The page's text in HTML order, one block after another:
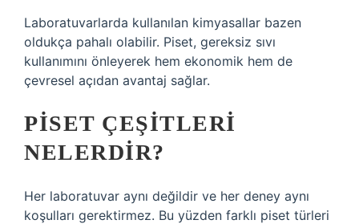
Laboratuvarlarda kullanılan kimyasallar bazen
oldukça pahalı olabilir. Piset, gereksiz sıvı
kullanımını önleyerek hem ekonomik hem de
çevresel açıdan avantaj sağlar.
PISET ÇEŞITLERI
NELERDIR?
Her laboratuvar aynı değildir ve her deney aynı
koşulları gerektirmez. Bu yüzden farklı piset türleri